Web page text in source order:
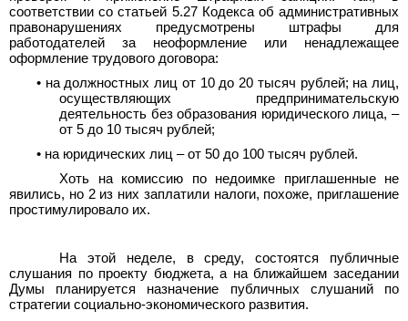
соответствии со статьей 5.27 Кодекса об административных
правонарушениях предусмотрены штрафы для
работодателей за неоформление или ненадлежащее
оформление трудового договора:
• на должностных лиц от 10 до 20 тысяч рублей; на лиц,
осуществляющих предпринимательскую
деятельность без образования юридического лица, –
от 5 до 10 тысяч рублей;
• на юридических лиц – от 50 до 100 тысяч рублей.
Хоть на комиссию по недоимке приглашенные не
явились, но 2 из них заплатили налоги, похоже, приглашение
простимулировало их.
На этой неделе, в среду, состоятся публичные
слушания по проекту бюджета, а на ближайшем заседании
Думы планируется назначение публичных слушаний по
стратегии социально-экономического развития.